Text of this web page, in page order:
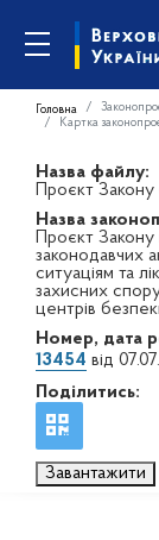
Головна
Картка
Назва файлу:
Проєкт
Назва
Проєкт
законодавчих
ситуаціям та
захисних
центрів
Номер, дата
13454 від
Поділитись:
Завантажити